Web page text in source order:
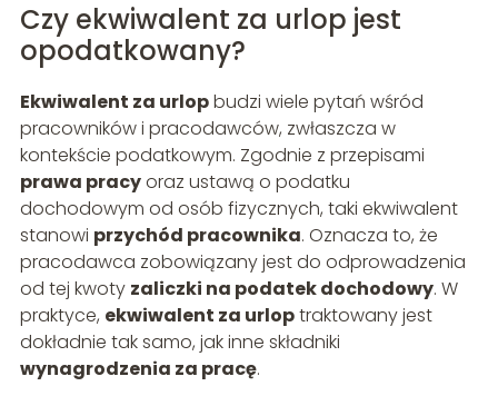
Czy ekwiwalent za urlop jest
opodatkowany?
Ekwiwalent za urlopbudzi wiele pytań wśród
pracowników i pracodawców, zwłaszcza w
kontekście podatkowym. Zgodnie z przepisami
prawa pracyoraz ustawą o podatku
dochodowym od osób fizycznych, taki ekwiwalent
stanowi przychód pracownika. Oznacza to, że
pracodawca zobowiązany jest do odprowadzenia
od tej kwoty zaliczki na podatek dochodowy. W
praktyce, ekwiwalent za urloptraktowany jest
dokładnie tak samo, jak inne składniki
wynagrodzenia za pracę.